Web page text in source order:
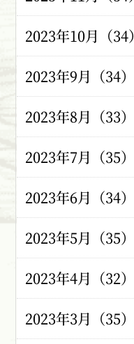
2023年10月（34）
2023年9月（34）
2023年8月（33）
2023年7月（35）
2023年6月（34）
2023年5月（35）
2023年4月（32）
2023年3月（35）